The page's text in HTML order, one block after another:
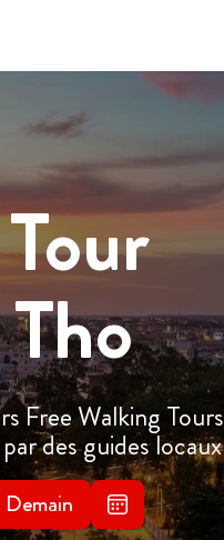
Free Walking Tours
des guides locaux
Demain